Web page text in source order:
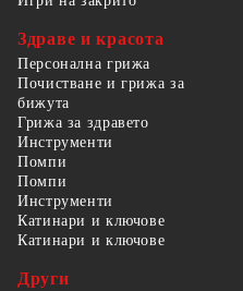
Здраве и красота
Персонална грижа
Почистване и грижа за
бижута
Грижа за здравето
Инструменти
Помпи
Помпи
Инструменти
Катинари и ключове
Катинари и ключове
Други